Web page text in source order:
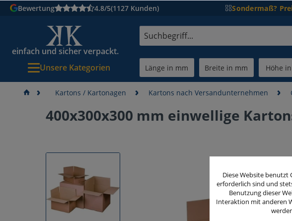
Bewertung 4.8/5(1127 Kunden) Sondermaß?
einfach und sicher verpackt.
Unsere Kategorien
Kartons / Kartonagen Kartons nach Versandunternehmen
400x300x300 mm einwellige
Diese Website benutzt
erforderlich sind und
Benutzung dieser
Interaktion mit anderen